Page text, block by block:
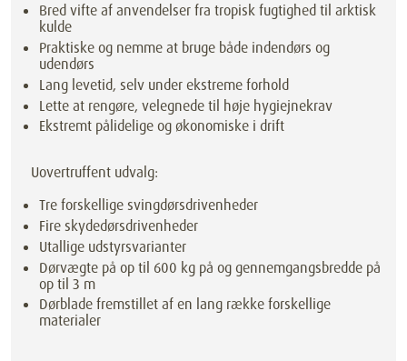
Bred vifte af anvendelser fra tropisk fugtighed til arktisk
kulde
Praktiske og nemme at bruge både indendørs og
udendørs
Lang levetid, selv under ekstreme forhold
Lette at rengøre, velegnede til høje hygiejnekrav
Ekstremt pålidelige og økonomiske i drift
Uovertruffent udvalg:
Tre forskellige svingdørsdrivenheder
Fire skydedørsdrivenheder
Utallige udstyrsvarianter
Dørvægte på op til 600 kg på og gennemgangsbredde på
op til 3 m
Dørblade fremstillet af en lang række forskellige
materialer